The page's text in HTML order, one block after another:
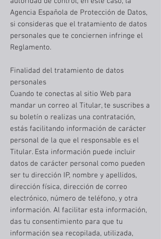
Agencia Española de Protección de Datos,
si consideras que el tratamiento de datos
personales que te conciernen infringe el
Reglamento.
Finalidad del tratamiento de datos
personales
Cuando te conectas al sitio Web para
mandar un correo al Titular, te suscribes a
su boletín o realizas una contratación,
estás facilitando información de carácter
personal de la que el responsable es el
Titular. Esta información puede incluir
datos de carácter personal como pueden
ser tu dirección IP, nombre y apellidos,
dirección física, dirección de correo
electrónico, número de teléfono, y otra
información. Al facilitar esta información,
das tu consentimiento para que tu
información sea recopilada, utilizada,